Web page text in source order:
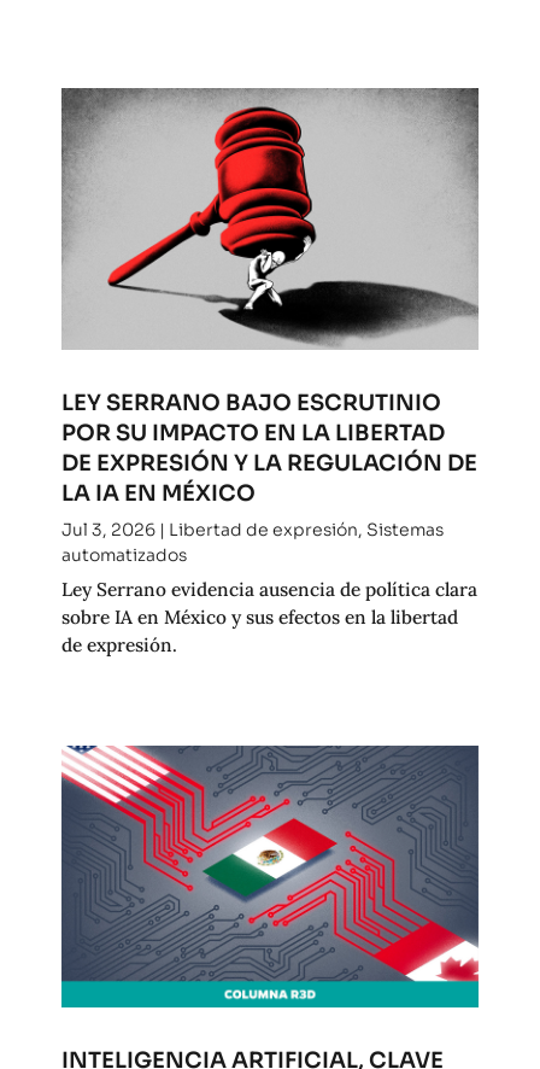
LEY SERRANO BAJO ESCRUTINIO
POR SU IMPACTO EN LA LIBERTAD
DE EXPRESIÓN Y LA REGULACIÓN DE
LA IA EN MÉXICO
Jul 3, 2026| Libertad de expresión, Sistemas
automatizados
Ley Serrano evidencia ausencia de política clara
sobre IA en México y sus efectos en la libertad
de expresión.
INTELIGENCIA ARTIFICIAL, CLAVE